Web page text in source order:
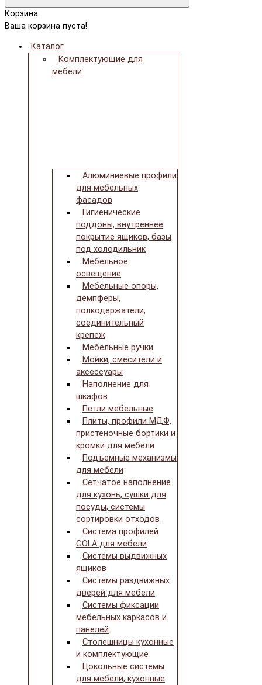
Корзина
Ваша корзина пуста!
Каталог
Комплектующие для
мебели
Алюминиевые профили
для мебельных
фасадов
Гигиенические
поддоны, внутреннее
покрытие ящиков, базы
под холодильник
Мебельное
освещение
Мебельные опоры,
демпферы,
полкодержатели,
соединительный
крепеж
Мебельные ручки
Мойки, смесители и
аксессуары
Наполнение для
шкафов
Петли мебельные
Плиты, профили МДФ,
пристеночные бортики и
кромки для мебели
Подъемные механизмы
для мебели
Сетчатое наполнение
для кухонь, сушки для
посуды, системы
сортировки отходов
Система профилей
GOLA для мебели
Системы выдвижных
ящиков
Системы раздвижных
дверей для мебели
Системы фиксации
мебельных каркасов и
панелей
Столешницы кухонные
и комплектующие
Цокольные системы
для мебели, кухонные